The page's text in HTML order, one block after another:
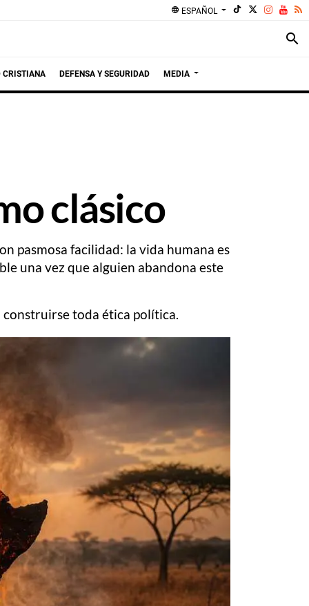
language ESPAÑOL
search
CRISTIANA DEFENSA Y SEGURIDAD MEDIA
clásico
pasmosa facilidad: la vida humana es
una vez que alguien abandona este
toda ética política.